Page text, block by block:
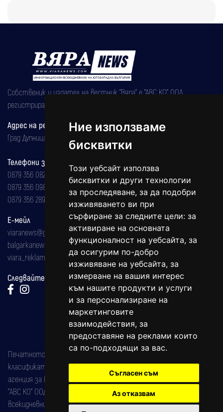
Ние използваме
бисквитки
Този уебсайт използва
бисквитки и други технологии
за проследяване, за да подобри
изживяването ви при
сърфиране за следните цели: за
активиране на основната
функционалност на уебсайта, за
да осигурим по-добро
изживяване на уебсайта, за
измерване на вашия интерес
към нашите продукти и услуги
и за персонализиране на
маркетинговите
взаимодействия, за
предоставяне на реклами които
са по-подходящи за вас.
Съгласен съм
Аз отказвам
Собственик и издател на вестник "Вяра" е "АВС КО" ООД,
регистрирана на 08.05.2002 година.
Адрес на редакцията
Град Дупница, ул.''Христо Ботев" 43
Телефони за реклама и абонаменти
0879 356 082
0879 356 098
0879 356 289
Е-мейл
viaranews@gmail.com
balgarkanews@gmail.com
viara_reklama@mail.bg
Следвайте ни:
Печатното издание на вестника е регистрирано в националния
класификатор на печатните издания (Българска национална
агенция за ISSN) под номер: ISSN 1312-4722.
"АВС КО" ООД е притежател на марката: Вяра информационен
всекидневник на югозападна България, със свидетелство за марка